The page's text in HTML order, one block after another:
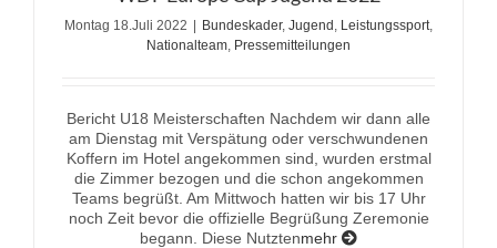
Montag 18.Juli 2022 | Bundeskader, Jugend Leistungssport
Nationalteam Pressemitteilungen
Bericht U18 Meisterschaften Nachdem wir dann alle
am Dienstag mit Verspätung oder verschwundenen
Koffern im Hotel angekommen sind, wurden erstmal
die Zimmer bezogen und die schon angekommen
Teams begrüßt. Am Mittwoch hatten wir bis 17 Uhr
noch Zeit bevor die offizielle Begrüßung Zeremonie
begann. Diese Nutztenmehr